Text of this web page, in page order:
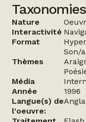
Taxonomies
Nature
Interactivité
Format
Son/
Thèmes
Média
Année
1996
Langue(s) de
l'oeuvre: